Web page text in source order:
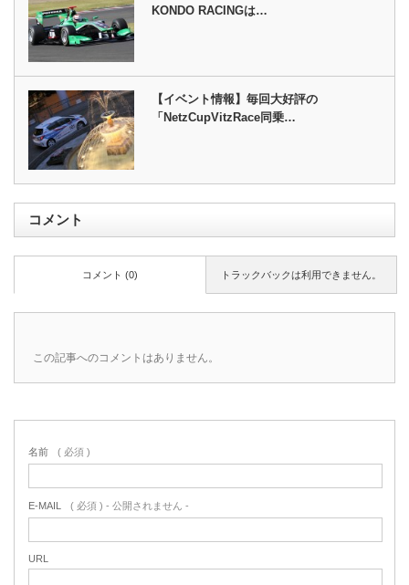
KONDO RACINGは…
【イベント情報】毎回大好評の
「NetzCupVitzRace同乗…
コメント
トラックバックは利用できません。
コメント (0)
この記事へのコメントはありません。
名前 ( 必須 )
E-MAIL ( 必須 ) - 公開されません -
URL